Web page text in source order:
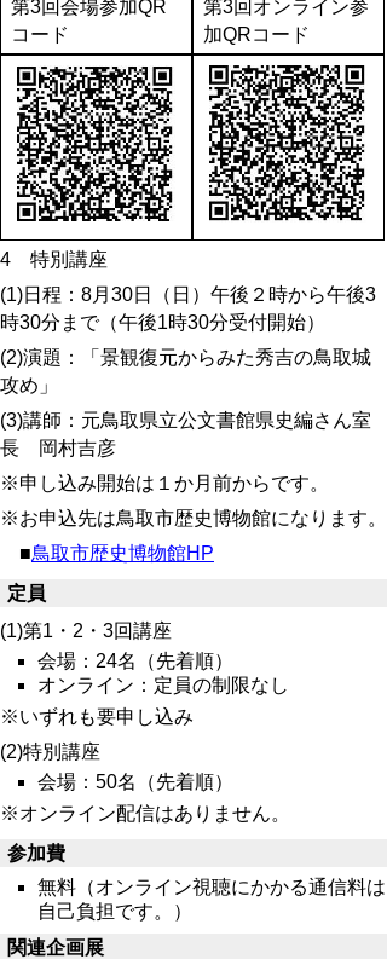
第3回会場参加QR
コード
第3回オンライン参
加QRコード
4 特別講座
(1)日程：8月30日（日）午後２時から午後3
時30分まで（午後1時30分受付開始）
(2)演題：「景観復元からみた秀吉の鳥取城
攻め」
(3)講師：元鳥取県立公文書館県史編さん室
長 岡村吉彦
※申し込み開始は１か月前からです。
※お申込先は鳥取市歴史博物館になります。
■鳥取市歴史博物館HP
定員
(1)第1・2・3回講座
会場：24名（先着順）
オンライン：定員の制限なし
※いずれも要申し込み
(2)特別講座
会場：50名（先着順）
※オンライン配信はありません。
参加費
無料（オンライン視聴にかかる通信料は
自己負担です。）
関連企画展